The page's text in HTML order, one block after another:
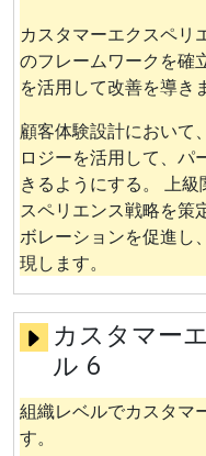
カスタマーエクスペリ
のフレームワークを確
を活用して改善を導き
顧客体験設計において
ロジーを活用して、パ
きるようにする。 上
スペリエンス戦略を策
ボレーションを促進し
現します。
カスタマー
ル 6
組織レベルでカスタマ
す。